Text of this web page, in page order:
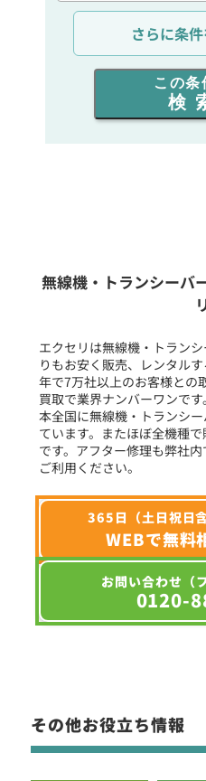
通信距離を選ぶ
出力を選ぶ
同時通話人数を
フリーワード入
選択条件を
さらに条
この条
検
無線機・トランシーバ
エクセリは無線機・トラン
りもお安く販売、レンタル
年で7万社以上のお客様との
買取で業界ナンバーワンで
本全国に無線機・トランシ
ています。またほぼ全機種
です。アフター修理も弊社
ご利用ください。
365日（土日祝日
WEBで無料
お問い合わせ（
0120-
その他お役立ち情報